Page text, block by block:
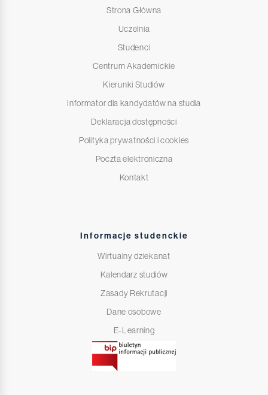
Strona Główna
Uczelnia
Studenci
Centrum Akademickie
Kierunki Studiów
Informator dla kandydatów na studia
Deklaracja dostępności
Polityka prywatności i cookies
Poczta elektroniczna
Kontakt
Informacje studenckie
Wirtualny dziekanat
Kalendarz studiów
Zasady Rekrutacji
Dane osobowe
E-Learning